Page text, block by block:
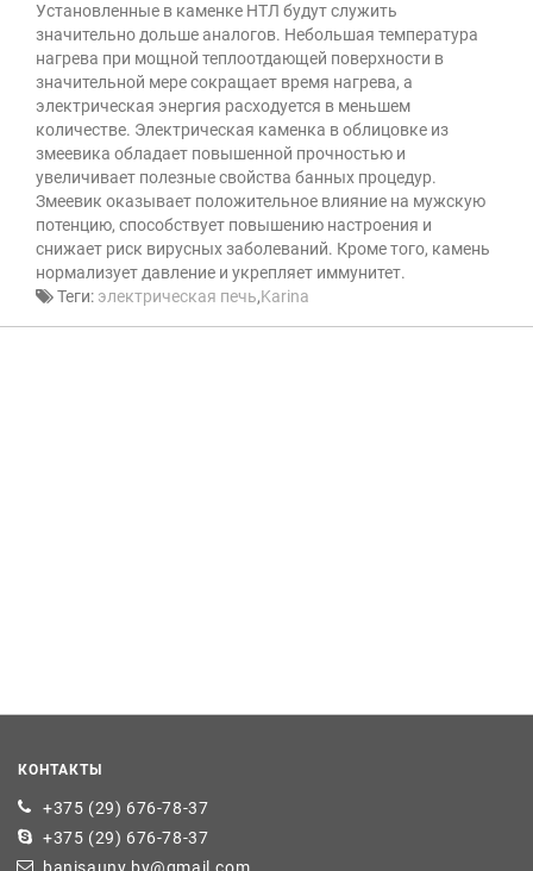
Установленные в каменке НТЛ будут служить
значительно дольше аналогов. Небольшая температура
нагрева при мощной теплоотдающей поверхности в
значительной мере сокращает время нагрева, а
электрическая энергия расходуется в меньшем
количестве. Электрическая каменка в облицовке из
змеевика обладает повышенной прочностью и
увеличивает полезные свойства банных процедур.
Змеевик оказывает положительное влияние на мужскую
потенцию, способствует повышению настроения и
снижает риск вирусных заболеваний. Кроме того, камень
нормализует давление и укрепляет иммунитет.
Теги: электрическая печь,Karina
КОНТАКТЫ
+375 (29) 676-78-37
+375 (29) 676-78-37